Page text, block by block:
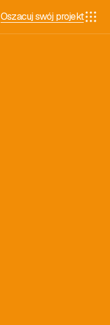
Oszacuj swój projekt